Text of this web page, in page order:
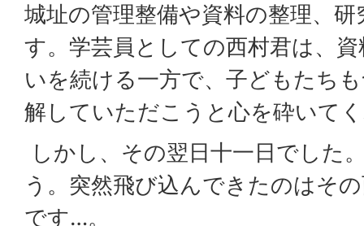
城址の管理整備や資料の整理、
す。学芸員としての西村君は、
いを続ける一方で、子どもたち
解していただこうと心を砕いて
しかし、その翌日十一日でした
う。突然飛び込んできたのはそ
です…。